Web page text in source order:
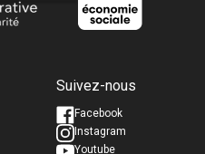
Suivez-nous
Facebook
Instagram
Youtube